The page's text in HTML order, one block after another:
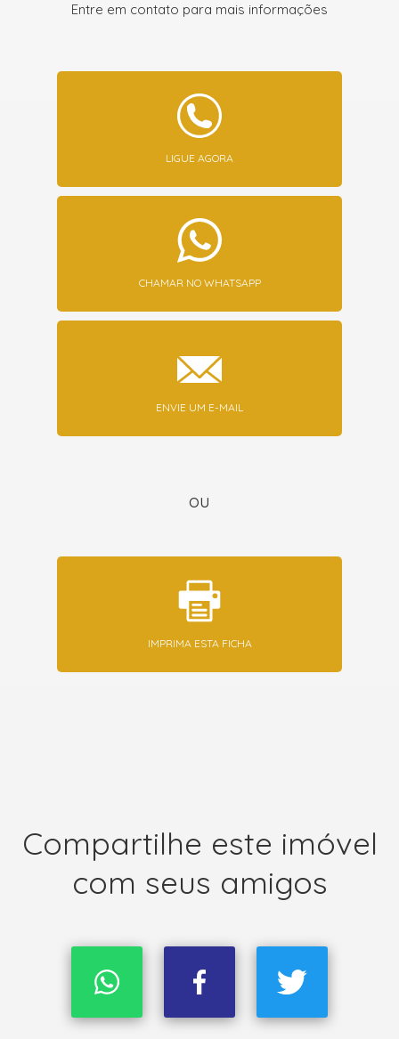
Entre em contato para mais informações
LIGUE AGORA
CHAMAR NO WHATSAPP
ENVIE UM E-MAIL
ou
IMPRIMA ESTA FICHA
Compartilhe este imóvel
com seus amigos